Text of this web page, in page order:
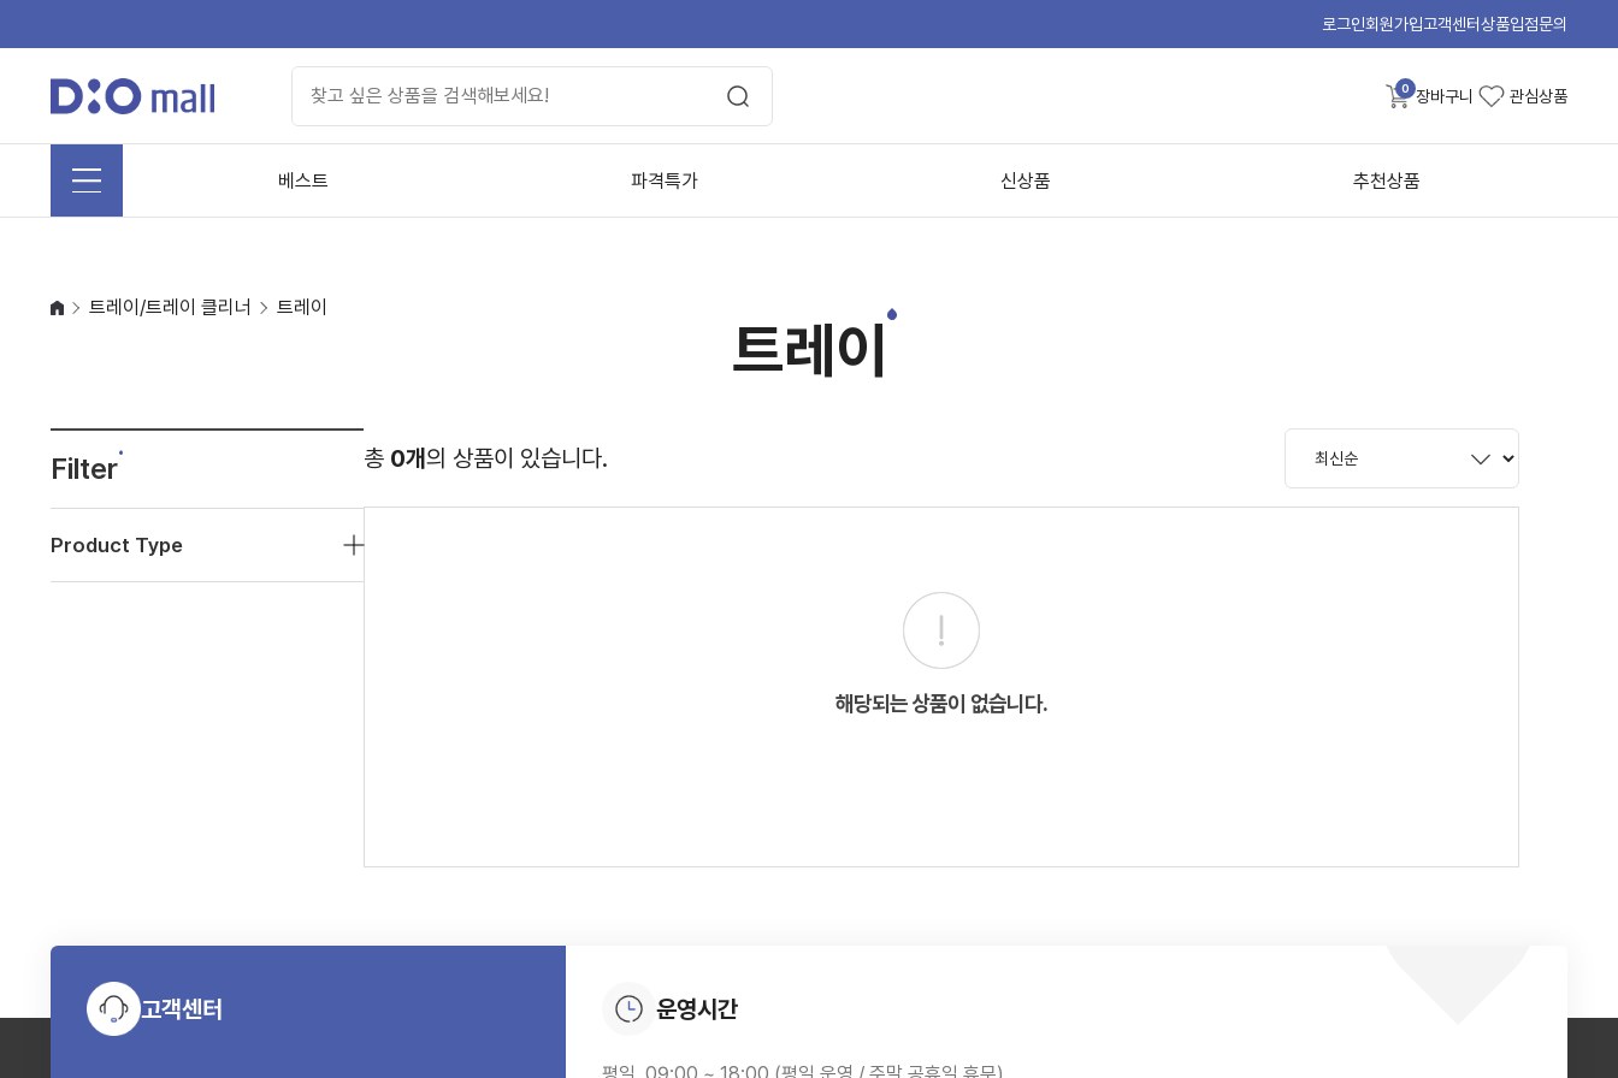
로그인회원가입고객센터상품입점문의
0 장바구니 관심상품
베스트 파격특가 신상품 추천상품
트레이/트레이 클리너 트레이
트레이
Filter
Product Type
총 0개의 상품이 있습니다.
해당되는 상품이 없습니다.
고객센터 운영시간